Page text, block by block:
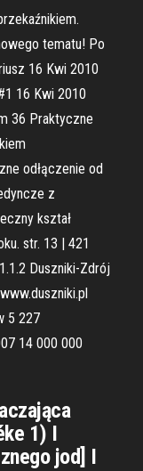
tematu! Po
16 Kwi 2010
16 Kwi 2010
36 Praktyczne
odłączenie od
z
kształ
str. 13 | 421
Duszniki-Zdrój
5 227
14 000 000
1) I
jod] I